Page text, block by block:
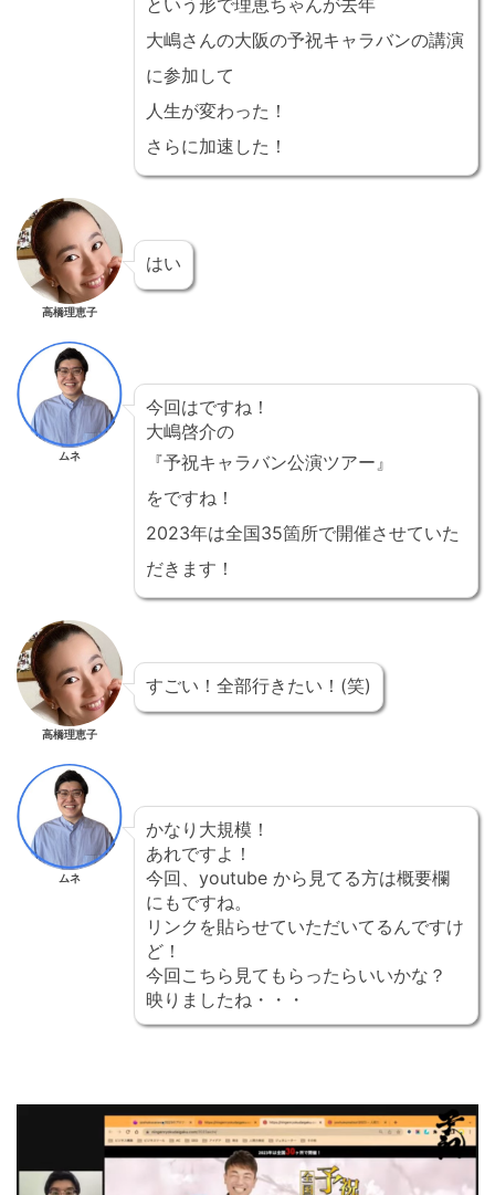
という形で理恵ちゃんが去年
大嶋さんの大阪の予祝キャラバンの講演
に参加して
人生が変わった！
さらに加速した！
高橋理恵子
はい
ムネ
今回はですね！
大嶋啓介の
『予祝キャラバン公演ツアー』
をですね！
2023年は全国35箇所で開催させていた
だきます！
高橋理恵子
すごい！全部行きたい！(笑)
ムネ
かなり大規模！
あれですよ！
今回、youtube から見てる方は概要欄
にもですね。
リンクを貼らせていただいてるんですけ
ど！
今回こちら見てもらったらいいかな？
映りましたね・・・